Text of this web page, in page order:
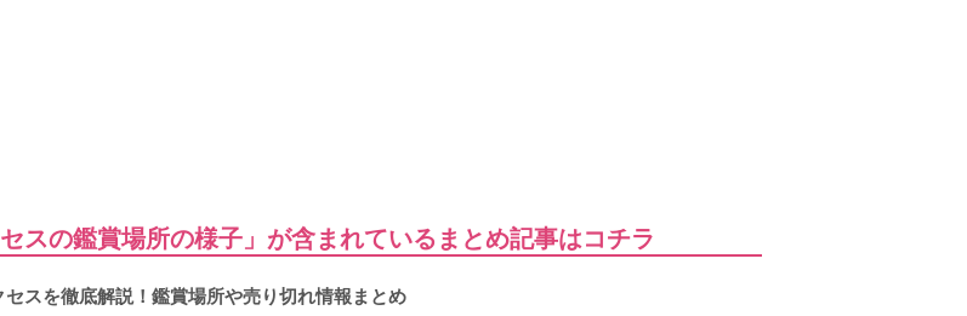
スの鑑賞場所の様子」が含まれているまとめ記事はコチラ
スを徹底解説！鑑賞場所や売り切れ情報まとめ